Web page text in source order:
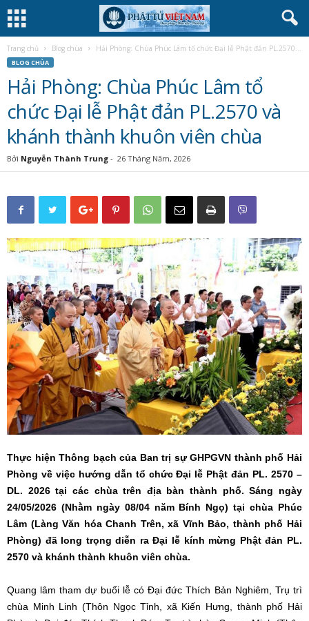
Trang chủ Blog chùa Hải Phòng: Chùa Phúc Lâm tổ chức Đại lễ Phật đản PL.2570...
BLOG CHÙA
Hải Phòng: Chùa Phúc Lâm tổ
chức Đại lễ Phật đản PL.2570 và
khánh thành khuôn viên chùa
Bởi Nguyễn Thành Trung - 26 Tháng Năm, 2026
Thực hiện Thông bạch của Ban trị sự GHPGVN thành phố Hải
Phòng về việc hướng dẫn tổ chức Đại lễ Phật đản PL. 2570 –
DL. 2026 tại các chùa trên địa bàn thành phố. Sáng ngày
24/05/2026 (Nhằm ngày 08/04 năm Bính Ngọ) tại chùa Phúc
Lâm (Làng Văn hóa Chanh Trên, xã Vĩnh Bảo, thành phố Hải
Phòng) đã long trọng diễn ra Đại lễ kính mừng Phật đản PL.
2570 và khánh thành khuôn viên chùa.
Quang lâm tham dự buổi lễ có Đại đức Thích Bản Nghiêm, Trụ trì
chùa Minh Linh (Thôn Ngọc Tỉnh, xã Kiến Hưng, thành phố Hải